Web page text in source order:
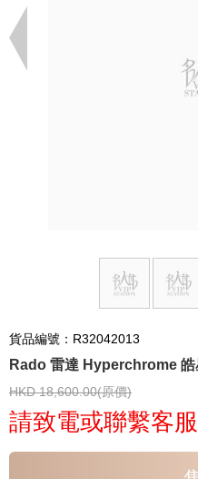
貨品編號：R32042013
Rado 雷達 Hyperchrome 皓
HKD 18,600.00(原價)
請致電或聯繫客